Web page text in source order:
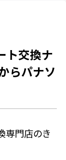
ト交換ナ
らパナソ
専門店のき